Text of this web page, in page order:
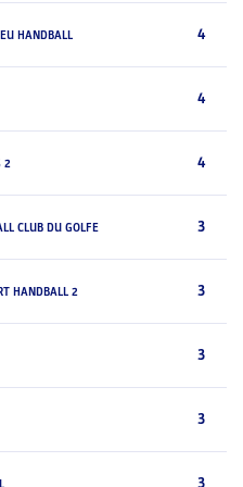
HANDBALL 4
4
2 4
CLUB DU GOLFE 3
HANDBALL 2 3
3
3
3